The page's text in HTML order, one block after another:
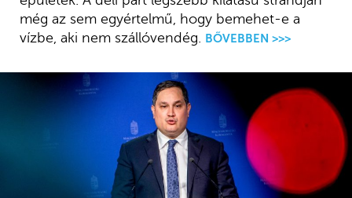
még az sem egyértelmű, hogy bemehet-e a
vízbe, aki nem szállóvendég. BŐVEBBEN >>>